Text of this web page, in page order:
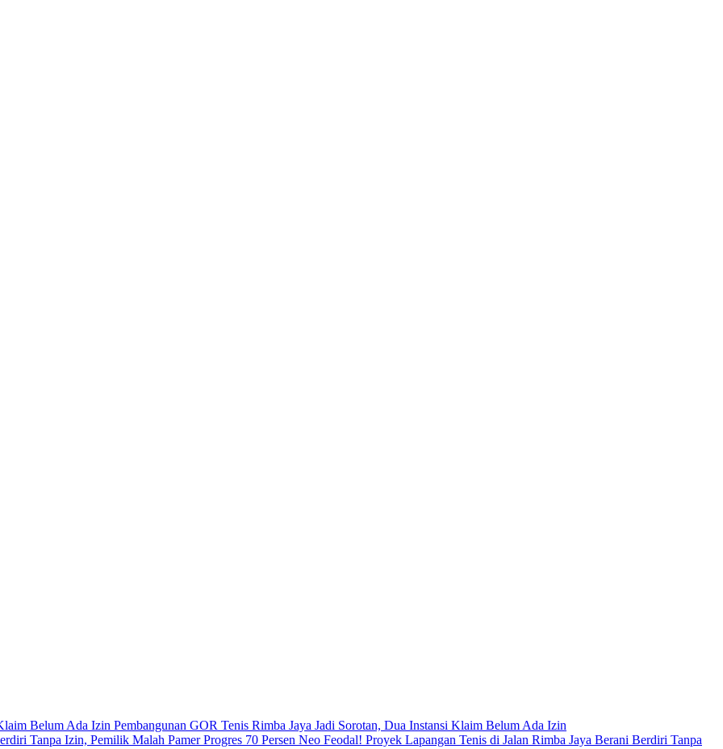
Pembangunan GOR Tenis Rimba Jaya Jadi Sorotan, Dua Instansi Klaim Belum Ada Izin
Neo Feodal! Proyek Lapangan Tenis di Jalan Rimba Jaya Berani Berdiri Tanpa